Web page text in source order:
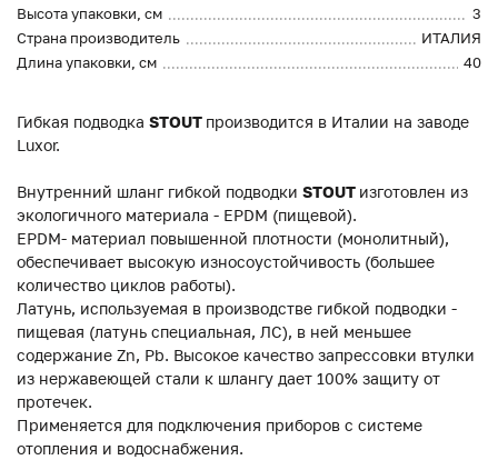
Высота упаковки, см
3
Страна производитель
ИТАЛИЯ
Длина упаковки, см
40
Гибкая подводка STOUT производится в Италии на заводе
Luxor.
Внутренний шланг гибкой подводки STOUT изготовлен из
экологичного материала - EPDM (пищевой).
EPDM- материал повышенной плотности (монолитный),
обеспечивает высокую износоустойчивость (большее
количество циклов работы).
Латунь, используемая в производстве гибкой подводки -
пищевая (латунь специальная, ЛС), в ней меньшее
содержание Zn, Pb. Высокое качество запрессовки втулки
из нержавеющей стали к шлангу дает 100% защиту от
протечек.
Применяется для подключения приборов с системе
отопления и водоснабжения.